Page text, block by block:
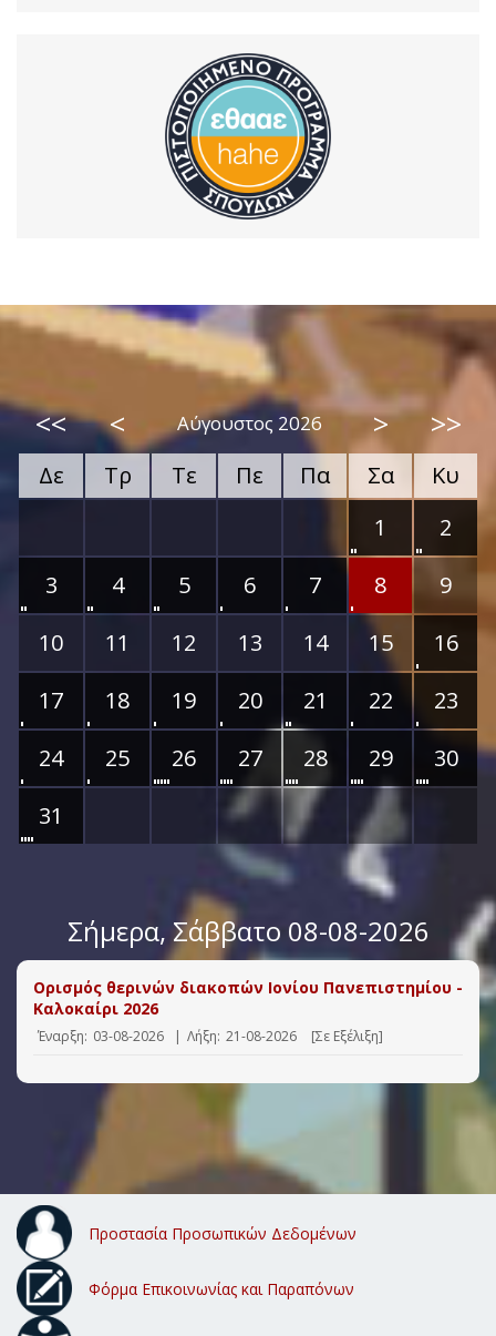
<< < Αύγουστος 2026 > >>
Δε Τρ Τε Πε Πα Σα
Κυ
1
2
3
4 5 6 7 8
9
10
11 12 13 14 15
16
17
18 19 20 21 22
23
24
25 26 27 28 29
30
31
Σήμερα, Σάββατο 08-08-2026
Ορισμός θερινών διακοπών Ιονίου Πανεπιστημίου -
Καλοκαίρι 2026
Έναρξη: 03-08-2026 | Λήξη: 21-08-2026 [Σε Εξέλιξη]
Προστασία Προσωπικών Δεδομένων
Φόρμα Επικοινωνίας και Παραπόνων